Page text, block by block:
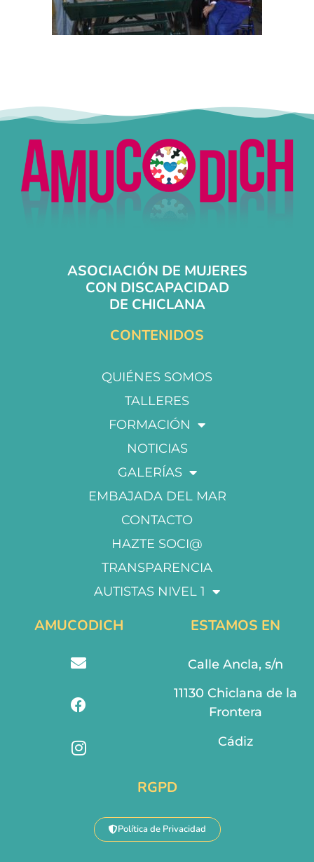
ASOCIACIÓN DE MUJERES
CON DISCAPACIDAD
DE CHICLANA
CONTENIDOS
QUIÉNES SOMOS
TALLERES
FORMACIÓN
NOTICIAS
GALERÍAS
EMBAJADA DEL MAR
CONTACTO
HAZTE SOCI@
TRANSPARENCIA
AUTISTAS NIVEL 1
AMUCODICH ESTAMOS EN
Calle Ancla, s/n
11130 Chiclana de la
Frontera
Cádiz
RGPD
Política de Privacidad